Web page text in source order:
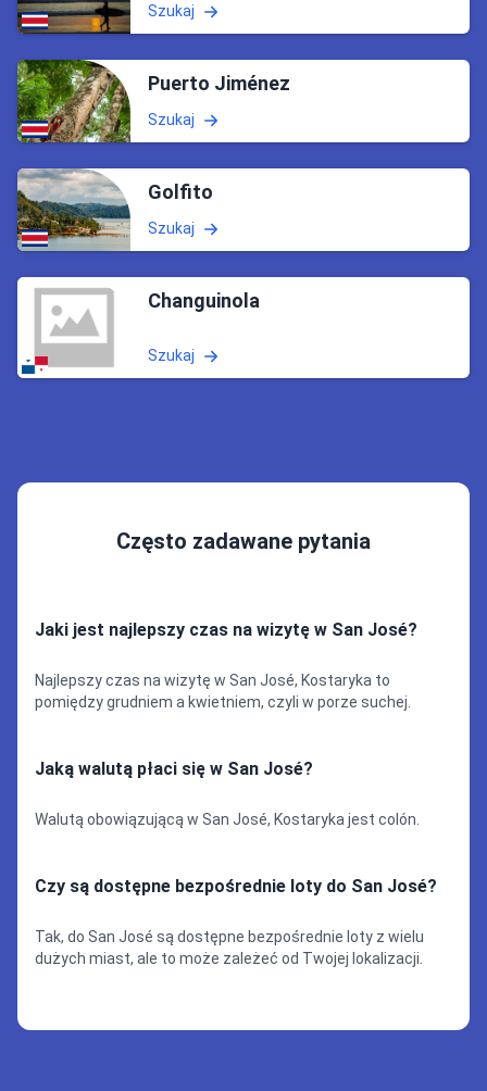
Szukaj
Puerto Jiménez
Szukaj
Golfito
Szukaj
Changuinola
Szukaj
Często zadawane pytania
Jaki jest najlepszy czas na wizytę w San José?
Najlepszy czas na wizytę w San José, Kostaryka to
pomiędzy grudniem a kwietniem, czyli w porze suchej.
Jaką walutą płaci się w San José?
Walutą obowiązującą w San José, Kostaryka jest colón.
Czy są dostępne bezpośrednie loty do San José?
Tak, do San José są dostępne bezpośrednie loty z wielu
dużych miast, ale to może zależeć od Twojej lokalizacji.